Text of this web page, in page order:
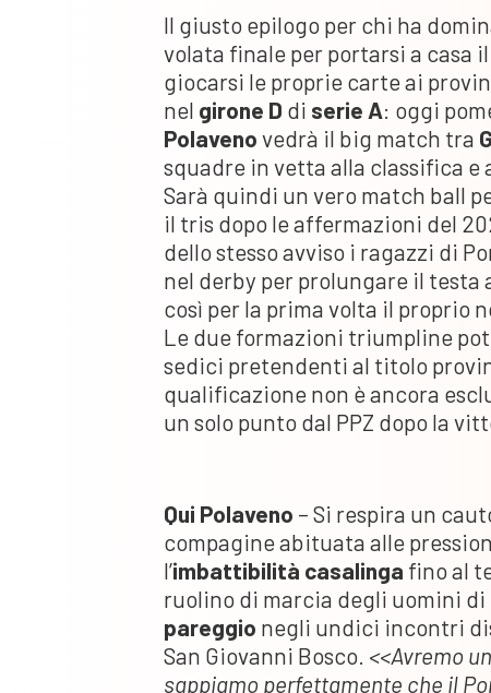
Il giusto epilogo per chi ha
volata finale per portarsi a casa
giocarsi le proprie carte ai
nel girone D di serie A: oggi
Polaveno vedrà il big match tra
squadre in vetta alla classifica
Sarà quindi un vero match ball
il tris dopo le affermazioni del
dello stesso avviso i ragazzi di
nel derby per prolungare il
così per la prima volta il proprio
Le due formazioni triumpline
sedici pretendenti al titolo
qualificazione non è ancora
un solo punto dal PPZ dopo la
Qui Polaveno – Si respira un
compagine abituata alle
l’imbattibilità casalinga fino al
ruolino di marcia degli uomini di
pareggio negli undici incontri
San Giovanni Bosco. <<Avremo
sappiamo perfettamente che il